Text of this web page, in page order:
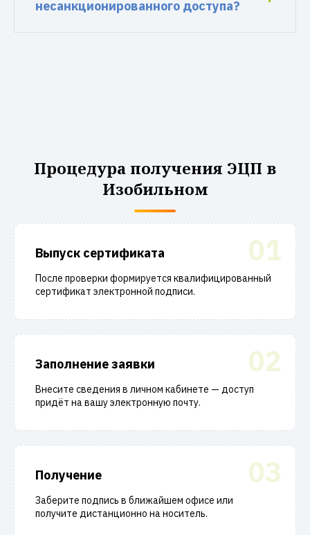
несанкционированного доступа?
Процедура получения ЭЦП в
Изобильном
01
Выпуск сертификата
После проверки формируется квалифицированный
сертификат электронной подписи.
02
Заполнение заявки
Внесите сведения в личном кабинете — доступ
придёт на вашу электронную почту.
03
Получение
Заберите подпись в ближайшем офисе или
получите дистанционно на носитель.